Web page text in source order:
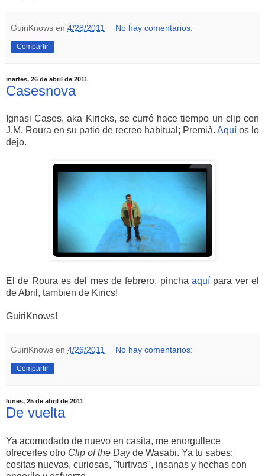
GuiriKnows en 4/28/2011 No hay comentarios:
Compartir
martes, 26 de abril de 2011
Casesnova
Ignasi Cases, aka Kiricks, se curró hace tiempo un clip con
J.M. Roura en su patio de recreo habitual; Premià. Aquí os lo
dejo.
El de Roura es del mes de febrero, pincha aquí para ver el
de Abril, tambien de Kirics!
GuiriKnows!
GuiriKnows en 4/26/2011 No hay comentarios:
Compartir
lunes, 25 de abril de 2011
De vuelta
Ya acomodado de nuevo en casita, me enorgullece
ofrecerles otro Clip of the Dayde Wasabi. Ya tu sabes:
cositas nuevas, curiosas, "furtivas", insanas y hechas con